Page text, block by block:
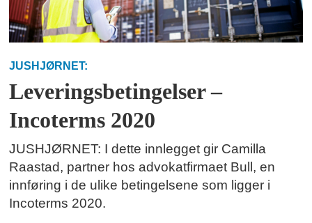
JUSHJØRNET:
Leveringsbetingelser –
Incoterms 2020
JUSHJØRNET: I dette innlegget gir Camilla
Raastad, partner hos advokatfirmaet Bull, en
innføring i de ulike betingelsene som ligger i
Incoterms 2020.